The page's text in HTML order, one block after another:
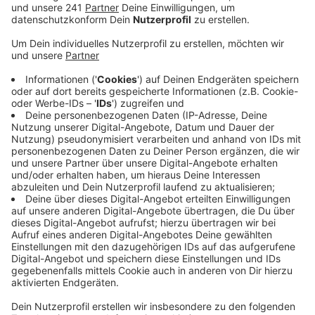
Wir benötigen Ihre
Zustimmung, um den YouTube
Video-Service zu laden!
Wir verwenden einen Service eines
Drittanbieters, um Videoinhalte
einzubetten. Dieser Service kann
Daten zu Ihren Aktivitäten
sammeln. Bitte lesen Sie die
Details durch und stimmen Sie der
Nutzung des Service zu, um dieses